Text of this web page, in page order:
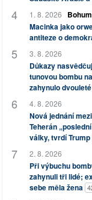
1. 8. 2026
Macinka jako
antiteze o
3. 8. 2026
Důkazy
tunovou bombu
zahynulo
4. 8. 2026
Nová jednání
Teherán
války, tvrdí Trump
2. 8. 2026
Při výbuchu
zahynuli tři lidé;
sebe měla žena